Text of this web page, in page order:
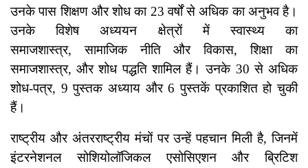
उनके पास शिक्षण और शोध का 23 वर्षों से अधिक का अनुभव है।
उनके विशेष अध्ययन क्षेत्रों में स्वास्थ्य का
समाजशास्त्र, सामाजिक नीति और विकास, शिक्षा का
समाजशास्त्र, और शोध पद्धति शामिल हैं। उनके 30 से अधिक
शोध-पत्र, 9 पुस्तक अध्याय और 6 पुस्तकें प्रकाशित हो चुकी
हैं।
राष्ट्रीय और अंतरराष्ट्रीय मंचों पर उन्हें पहचान मिली है, जिनमें
इंटरनेशनल सोशियोलॉजिकल एसोसिएशन और ब्रिटिश